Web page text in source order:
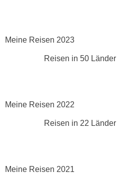
Meine Reisen 2023
Reisen in 50 Länder
Meine Reisen 2022
Reisen in 22 Länder
Meine Reisen 2021